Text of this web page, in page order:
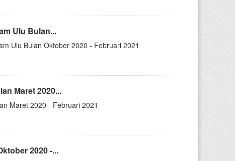
Ulu Bulan...
Ulu Bulan Oktober 2020 - Februari 2021
Maret 2020...
Maret 2020 - Februari 2021
2020 -...